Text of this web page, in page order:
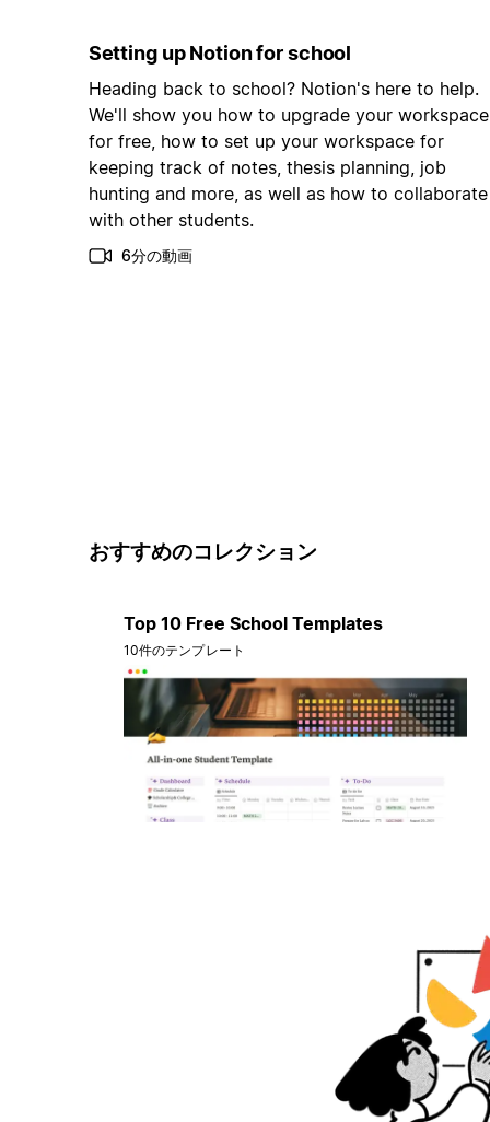
Setting up Notion for school
Heading back to school? Notion's here to help.
We'll show you how to upgrade your workspace
for free, how to set up your workspace for
keeping track of notes, thesis planning, job
hunting and more, as well as how to collaborate
with other students.
6分の動画
おすすめのコレクション
Top 10 Free School Templates
10件のテンプレート